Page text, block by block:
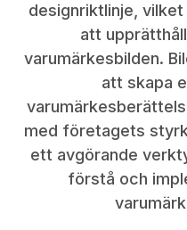
designriktlinje,
att
varumärkesbilden.
att skapa
med företagets
ett avgörande
förstå och